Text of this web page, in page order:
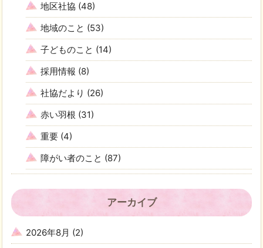
地区社協 (48)
地域のこと (53)
子どものこと (14)
採用情報 (8)
社協だより (26)
赤い羽根 (31)
重要 (4)
障がい者のこと (87)
アーカイブ
2026年8月 (2)